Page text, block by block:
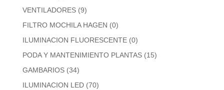
VENTILADORES (9)
FILTRO MOCHILA HAGEN (0)
ILUMINACION FLUORESCENTE (0)
PODA Y MANTENIMIENTO PLANTAS (15)
GAMBARIOS (34)
ILUMINACION LED (70)